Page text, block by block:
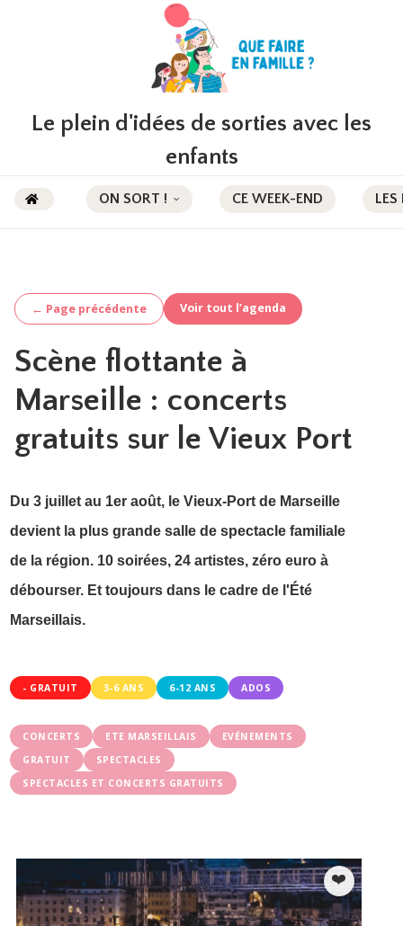
Le plein d'idées de sorties avec les
enfants
ON SORT ! CE WEEK-END LES
← Page précédente Voir tout l’agenda
Scène flottante à
Marseille : concerts
gratuits sur le Vieux Port
Du 3 juillet au 1er août, le Vieux-Port de Marseille
devient la plus grande salle de spectacle familiale
de la région. 10 soirées, 24 artistes, zéro euro à
débourser. Et toujours dans le cadre de l'Été
Marseillais.
- GRATUIT 3-6 ANS 6-12 ANS ADOS
CONCERTS ETE MARSEILLAIS
EVÉNEMENTS
GRATUIT
SPECTACLES
SPECTACLES ET CONCERTS GRATUITS